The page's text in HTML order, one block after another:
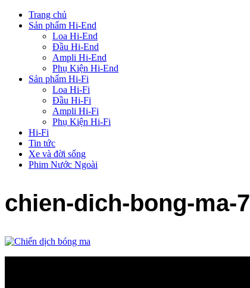
Trang chủ
Sản phẩm Hi-End
Loa Hi-End
Đầu Hi-End
Ampli Hi-End
Phụ Kiện Hi-End
Sản phẩm Hi-Fi
Loa Hi-Fi
Đầu Hi-Fi
Ampli Hi-Fi
Phụ Kiện Hi-Fi
Hi-Fi
Tin tức
Xe và đời sống
Phim Nước Ngoài
chien-dich-bong-ma-7